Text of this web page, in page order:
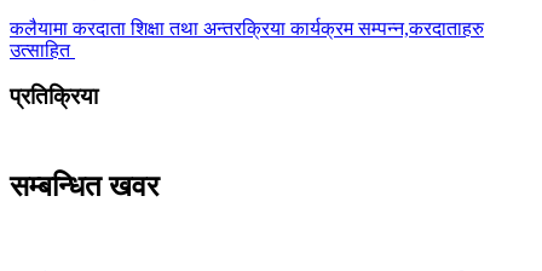
कलैयामा करदाता शिक्षा तथा अन्तरक्रिया कार्यक्रम सम्पन्न,करदाताहरु
उत्साहित
प्रतिक्रिया
सम्बन्धित खवर